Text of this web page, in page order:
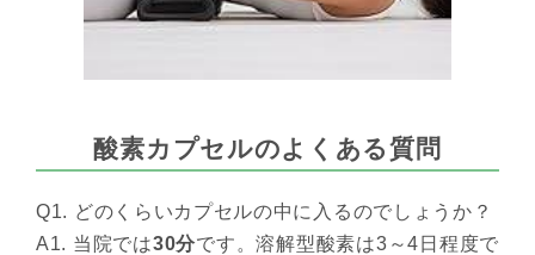
酸素カプセルのよくある質問
Q1. どのくらいカプセルの中に入るのでしょうか？
A1. 当院では30分です。溶解型酸素は3～4日程度で